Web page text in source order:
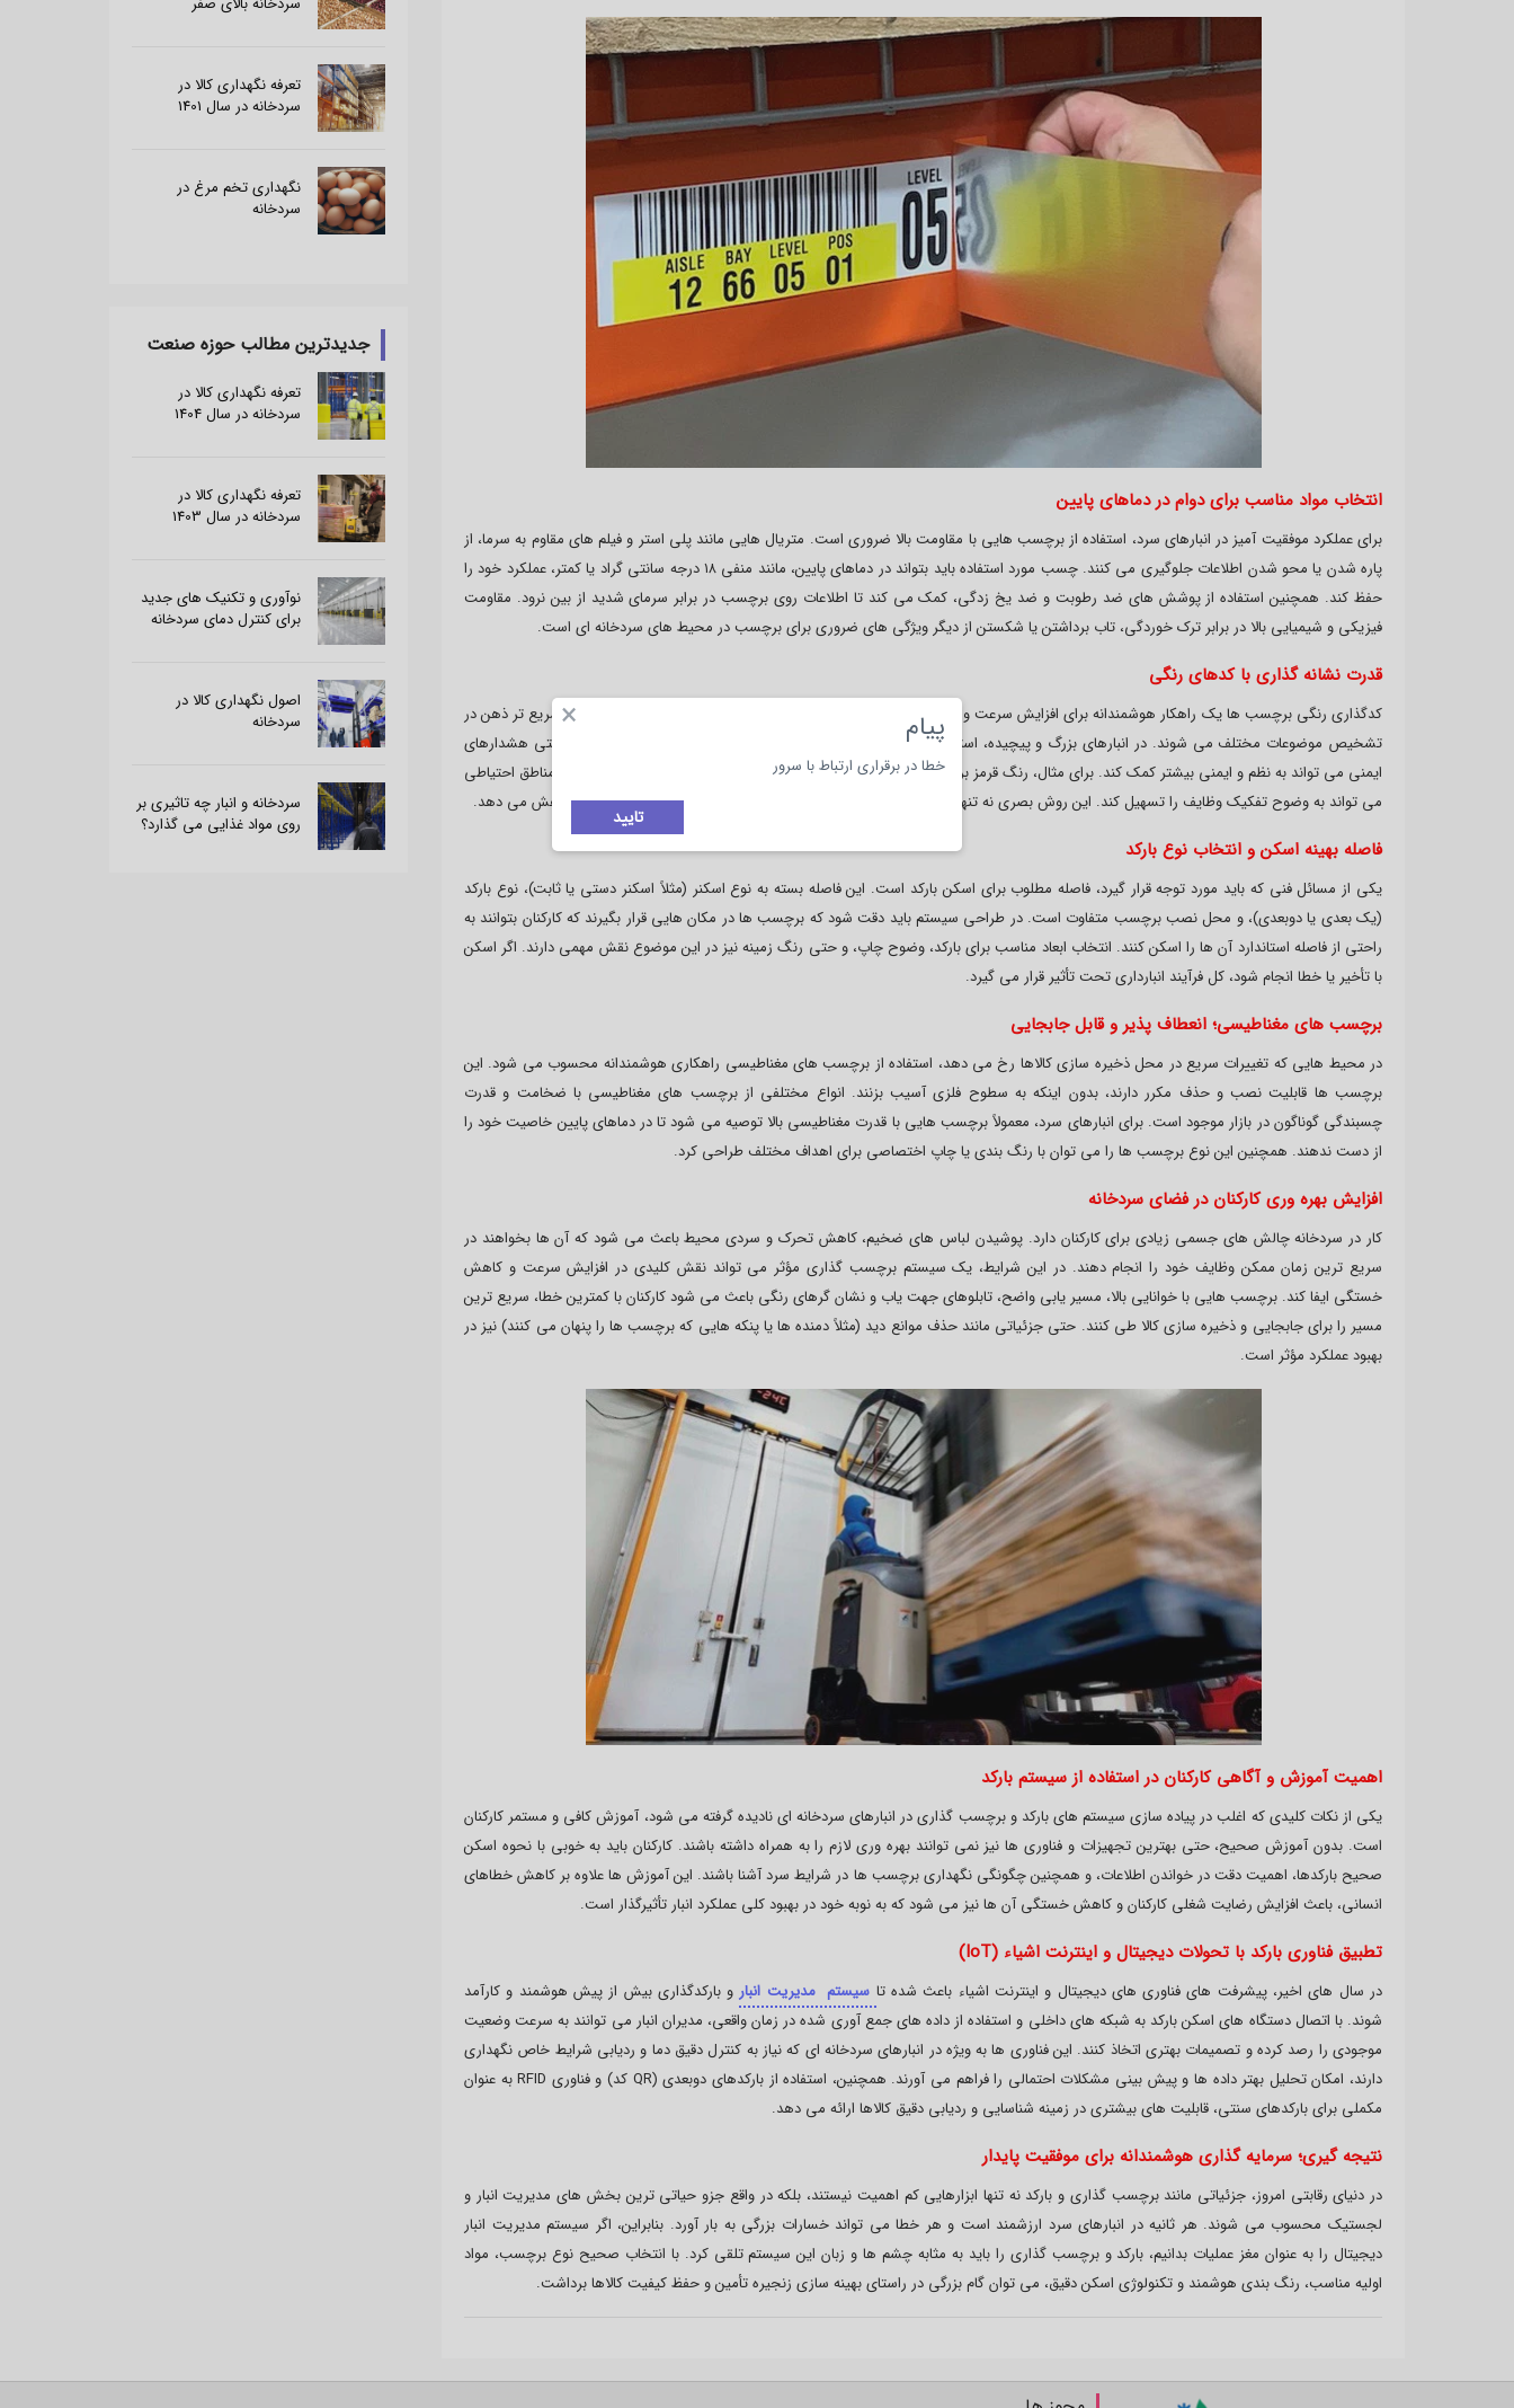
انتخاب مواد مناسب برای دوام در دماهای پایین
برای عملکرد موفقیت آمیز در انبارهای سرد، استفاده از برچسب هایی با مقاومت بالا ضروری است. متریال هایی مانند پلی استر و فیلم های مقاوم به سرما، از
پاره شدن یا محو شدن اطلاعات جلوگیری می کنند. چسب مورد استفاده باید بتواند در دماهای پایین، مانند منفی ۱۸ درجه سانتی گراد یا کمتر، عملکرد خود را
حفظ کند. همچنین استفاده از پوشش های ضد رطوبت و ضد یخ زدگی، کمک می کند تا اطلاعات روی برچسب در برابر سرمای شدید از بین نرود. مقاومت
فیزیکی و شیمیایی بالا در برابر ترک خوردگی، تاب برداشتن یا شکستن از دیگر ویژگی های ضروری برای برچسب در محیط های سردخانه ای است.
قدرت نشانه گذاری با کدهای رنگی
کدگذاری رنگی برچسب ها یک راهکار هوشمندانه برای افزایش سرعت و کاهش خطای انسانی است. رنگ ها به طور ناخودآگاه باعث هدایت سریع تر ذهن در
تشخیص موضوعات مختلف می شوند. در انبارهای بزرگ و پیچیده، استفاده از رنگ های خاص برای دسته بندی محصولات، نواحی انبار یا حتی هشدارهای
ایمنی می تواند به نظم و ایمنی بیشتر کمک کند. برای مثال، رنگ قرمز برای اقلام منقضی یا خطرناک، رنگ سبز برای مواد تازه و رنگ زرد برای مناطق احتیاطی
می تواند به وضوح تفکیک وظایف را تسهیل کند. این روش بصری نه تنها سرعت تصمیم گیری را افزایش می دهد، بلکه استرس کاری را نیز کاهش می دهد.
فاصله بهینه اسکن و انتخاب نوع بارکد
یکی از مسائل فنی که باید مورد توجه قرار گیرد، فاصله مطلوب برای اسکن بارکد است. این فاصله بسته به نوع اسکنر (مثلاً اسکنر دستی یا ثابت)، نوع بارکد
(یک بعدی یا دوبعدی)، و محل نصب برچسب متفاوت است. در طراحی سیستم باید دقت شود که برچسب ها در مکان هایی قرار بگیرند که کارکنان بتوانند به
راحتی از فاصله استاندارد آن ها را اسکن کنند. انتخاب ابعاد مناسب برای بارکد، وضوح چاپ، و حتی رنگ زمینه نیز در این موضوع نقش مهمی دارند. اگر اسکن
با تأخیر یا خطا انجام شود، کل فرآیند انبارداری تحت تأثیر قرار می گیرد.
برچسب های مغناطیسی؛ انعطاف پذیر و قابل جابجایی
در محیط هایی که تغییرات سریع در محل ذخیره سازی کالاها رخ می دهد، استفاده از برچسب های مغناطیسی راهکاری هوشمندانه محسوب می شود. این
برچسب ها قابلیت نصب و حذف مکرر دارند، بدون اینکه به سطوح فلزی آسیب بزنند. انواع مختلفی از برچسب های مغناطیسی با ضخامت و قدرت
چسبندگی گوناگون در بازار موجود است. برای انبارهای سرد، معمولاً برچسب هایی با قدرت مغناطیسی بالا توصیه می شود تا در دماهای پایین خاصیت خود را
از دست ندهند. همچنین این نوع برچسب ها را می توان با رنگ بندی یا چاپ اختصاصی برای اهداف مختلف طراحی کرد.
افزایش بهره وری کارکنان در فضای سردخانه
کار در سردخانه چالش های جسمی زیادی برای کارکنان دارد. پوشیدن لباس های ضخیم، کاهش تحرک و سردی محیط باعث می شود که آن ها بخواهند در
سریع ترین زمان ممکن وظایف خود را انجام دهند. در این شرایط، یک سیستم برچسب گذاری مؤثر می تواند نقش کلیدی در افزایش سرعت و کاهش
خستگی ایفا کند. برچسب هایی با خوانایی بالا، مسیر یابی واضح، تابلوهای جهت یاب و نشان گرهای رنگی باعث می شود کارکنان با کمترین خطا، سریع ترین
مسیر را برای جابجایی و ذخیره سازی کالا طی کنند. حتی جزئیاتی مانند حذف موانع دید (مثلاً دمنده ها یا پنکه هایی که برچسب ها را پنهان می کنند) نیز در
بهبود عملکرد مؤثر است.
اهمیت آموزش و آگاهی کارکنان در استفاده از سیستم بارکد
یکی از نکات کلیدی که اغلب در پیاده سازی سیستم های بارکد و برچسب گذاری در انبارهای سردخانه ای نادیده گرفته می شود، آموزش کافی و مستمر کارکنان
است. بدون آموزش صحیح، حتی بهترین تجهیزات و فناوری ها نیز نمی توانند بهره وری لازم را به همراه داشته باشند. کارکنان باید به خوبی با نحوه اسکن
صحیح بارکدها، اهمیت دقت در خواندن اطلاعات، و همچنین چگونگی نگهداری برچسب ها در شرایط سرد آشنا باشند. این آموزش ها علاوه بر کاهش خطاهای
انسانی، باعث افزایش رضایت شغلی کارکنان و کاهش خستگی آن ها نیز می شود که به نوبه خود در بهبود کلی عملکرد انبار تأثیرگذار است.
تطبیق فناوری بارکد با تحولات دیجیتال و اینترنت اشیاء (IoT)
در سال های اخیر، پیشرفت های فناوری های دیجیتال و اینترنت اشیاء باعث شده تا سیستم مدیریت انبار و بارکدگذاری بیش از پیش هوشمند و کارآمد
شوند. با اتصال دستگاه های اسکن بارکد به شبکه های داخلی و استفاده از داده های جمع آوری شده در زمان واقعی، مدیران انبار می توانند به سرعت وضعیت
موجودی را رصد کرده و تصمیمات بهتری اتخاذ کنند. این فناوری ها به ویژه در انبارهای سردخانه ای که نیاز به کنترل دقیق دما و ردیابی شرایط خاص نگهداری
دارند، امکان تحلیل بهتر داده ها و پیش بینی مشکلات احتمالی را فراهم می آورند. همچنین، استفاده از بارکدهای دوبعدی (QR کد) و فناوری RFID به عنوان
مکملی برای بارکدهای سنتی، قابلیت های بیشتری در زمینه شناسایی و ردیابی دقیق کالاها ارائه می دهد.
نتیجه گیری؛ سرمایه گذاری هوشمندانه برای موفقیت پایدار
در دنیای رقابتی امروز، جزئیاتی مانند برچسب گذاری و بارکد نه تنها ابزارهایی کم اهمیت نیستند، بلکه در واقع جزو حیاتی ترین بخش های مدیریت انبار و
لجستیک محسوب می شوند. هر ثانیه در انبارهای سرد ارزشمند است و هر خطا می تواند خسارات بزرگی به بار آورد. بنابراین، اگر سیستم مدیریت انبار
دیجیتال را به عنوان مغز عملیات بدانیم، بارکد و برچسب گذاری را باید به مثابه چشم ها و زبان این سیستم تلقی کرد. با انتخاب صحیح نوع برچسب، مواد
اولیه مناسب، رنگ بندی هوشمند و تکنولوژی اسکن دقیق، می توان گام بزرگی در راستای بهینه سازی زنجیره تأمین و حفظ کیفیت کالاها برداشت.
تعرفه نگهداری کالا در
سردخانه در سال 1401
نگهداری تخم مرغ در
سردخانه
جدیدترین مطالب حوزه صنعت
تعرفه نگهداری کالا در
سردخانه در سال 1404
تعرفه نگهداری کالا در
سردخانه در سال 1403
نوآوری و تکنیک های جدید
برای کنترل دمای سردخانه
اصول نگهداری کالا در
سردخانه
سردخانه و انبار چه تاثیری بر
روی مواد غذایی می گذارد؟
× پیام
خطا در برقراری ارتباط با سرور
تایید